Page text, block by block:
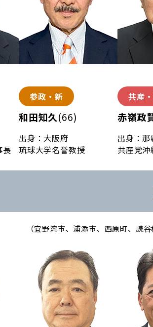
長
参政・新
和田知久(66)
出身：大阪府
琉球大学名誉教授
共産
赤嶺政
出身：那
共産党
（宜野湾市、浦添市、西原町、読